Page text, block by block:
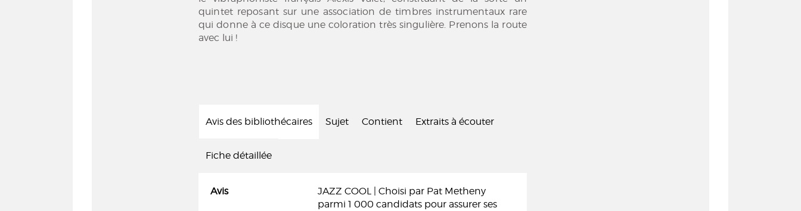
quintet reposant sur une association de timbres instrumentaux rare
qui donne à ce disque une coloration très singulière. Prenons la route
avec lui !
Avis des bibliothécaires Sujet Contient Extraits à écouter
Fiche détaillée
Avis
JAZZ COOL | Choisi par Pat Metheny
parmi 1 000 candidats pour assurer ses